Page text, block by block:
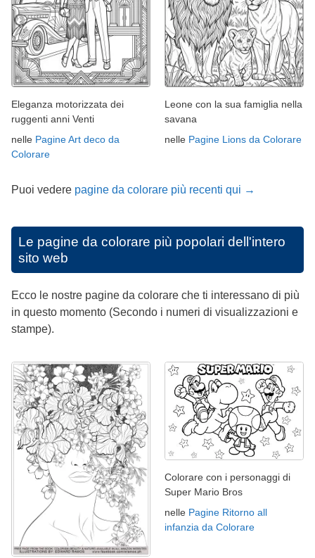
Eleganza motorizzata dei
ruggenti anni Venti
nelle Pagine Art deco da
Colorare
Leone con la sua famiglia nella
savana
nelle Pagine Lions da Colorare
Puoi vedere pagine da colorare più recenti qui →
Le pagine da colorare più popolari dell'intero
sito web
Ecco le nostre pagine da colorare che ti interessano di più
in questo momento (Secondo i numeri di visualizzazioni e
stampe).
Colorare con i personaggi di
Super Mario Bros
nelle Pagine Ritorno all
infanzia da Colorare